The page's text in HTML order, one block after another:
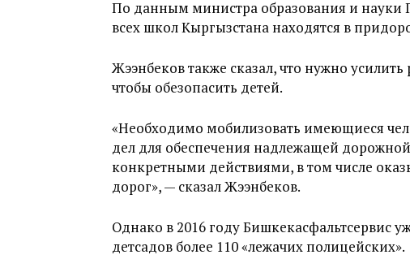
По данным министра образования и науки
всех школ Кыргызстана находятся в
Жээнбеков также сказал, что нужно
чтобы обезопасить детей.
«Необходимо мобилизовать имеющиеся
дел для обеспечения надлежащей
конкретными действиями, в том числе
дорог», — сказал Жээнбеков.
Однако в 2016 году Бишкекасфальтсервис
детсадов более 110 «лежачих полицейских».